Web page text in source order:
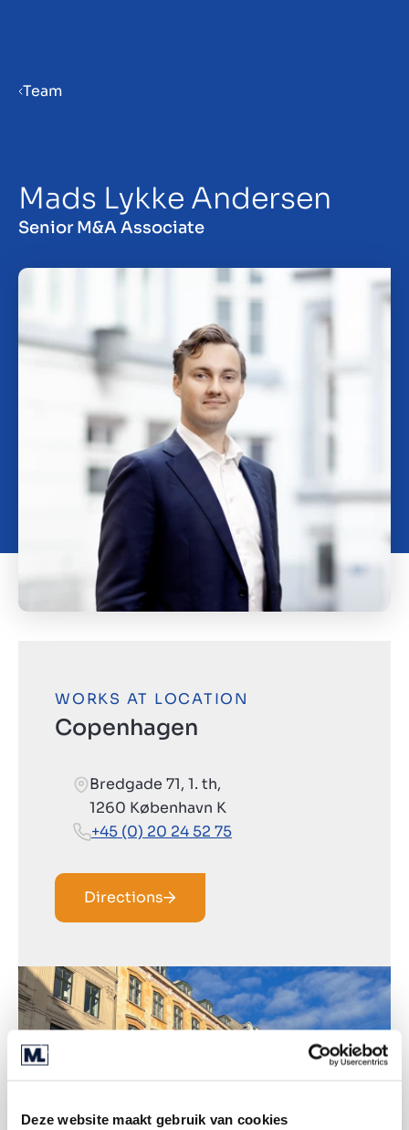
Deze website maakt gebruik van cookies
Sell your business
Contact
Team
Mads Lykke Andersen
Senior M&A Associate
WORKS AT LOCATION
Copenhagen
Bredgade 71, 1. th,
1260 København K
+45 (0) 20 24 52 75
Directions